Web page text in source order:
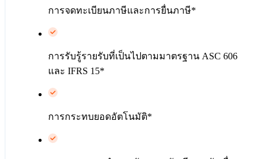
การจดทะเบียนภาษีและการยื่นภาษี*
การรับรู้รายรับที่เป็นไปตามมาตรฐาน ASC 606
และ IFRS 15*
การกระทบยอดอัตโนมัติ*